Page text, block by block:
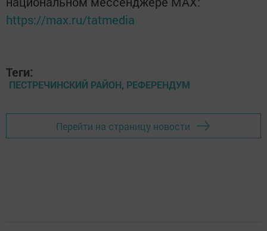
https://max.ru/tatmedia
Теги:
ПЕСТРЕЧИНСКИЙ РАЙОН, РЕФЕРЕНДУМ
Перейти на страницу новости